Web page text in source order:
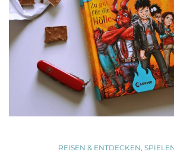
REISEN & ENTDECKEN,